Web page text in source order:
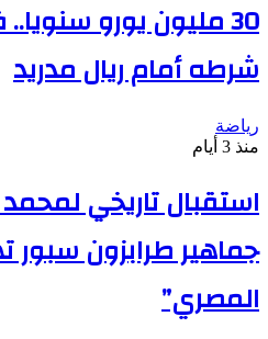
30 مليون يورو
شرطه أمام ريال مدريد
رياضة
منذ 3 أيام
استقبال تاريخي
جماهير طرابزون
المصري”